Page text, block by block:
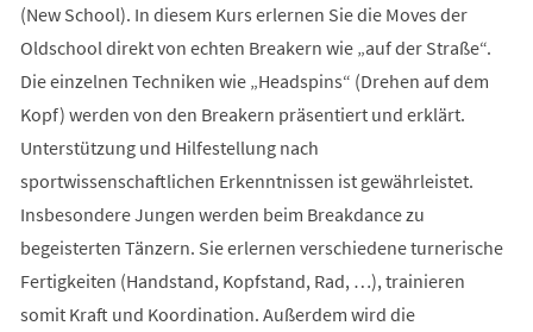
(New School). In diesem Kurs erlernen Sie die Moves der
Oldschool direkt von echten Breakern wie „auf der Straße“.
Die einzelnen Techniken wie „Headspins“ (Drehen auf dem
Kopf) werden von den Breakern präsentiert und erklärt.
Unterstützung und Hilfestellung nach
sportwissenschaftlichen Erkenntnissen ist gewährleistet.
Insbesondere Jungen werden beim Breakdance zu
begeisterten Tänzern. Sie erlernen verschiedene turnerische
Fertigkeiten (Handstand, Kopfstand, Rad, …), trainieren
somit Kraft und Koordination. Außerdem wird die